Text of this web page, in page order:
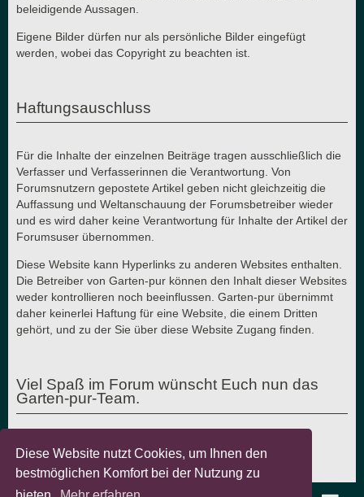
Diese Website nutzt Cookies, um Ihnen den
bestmöglichen Komfort bei der Nutzung zu
beleidigende Aussagen.
Eigene Bilder dürfen nur als persönliche Bilder eingefügt
werden, wobei das Copyright zu beachten ist.
Haftungsauschluss
Für die Inhalte der einzelnen Beiträge tragen ausschließlich die
Verfasser und Verfasserinnen die Verantwortung. Von
Forumsnutzern gepostete Artikel geben nicht gleichzeitig die
Auffassung und Weltanschauung der Forumsbetreiber wieder
und es wird daher keine Verantwortung für Inhalte der Artikel der
Forumsuser übernommen.
Diese Website kann Hyperlinks zu anderen Websites enthalten.
Die Betreiber von Garten-pur können den Inhalt dieser Websites
weder kontrollieren noch beeinflussen. Garten-pur übernimmt
daher keinerlei Haftung für eine Website, die einem Dritten
gehört, und zu der Sie über diese Website Zugang finden.
Viel Spaß im Forum wünscht Euch nun das
Garten-pur-Team.
Letzte Aktualisierung: 7.8.2018 - © Garten-pur GbR